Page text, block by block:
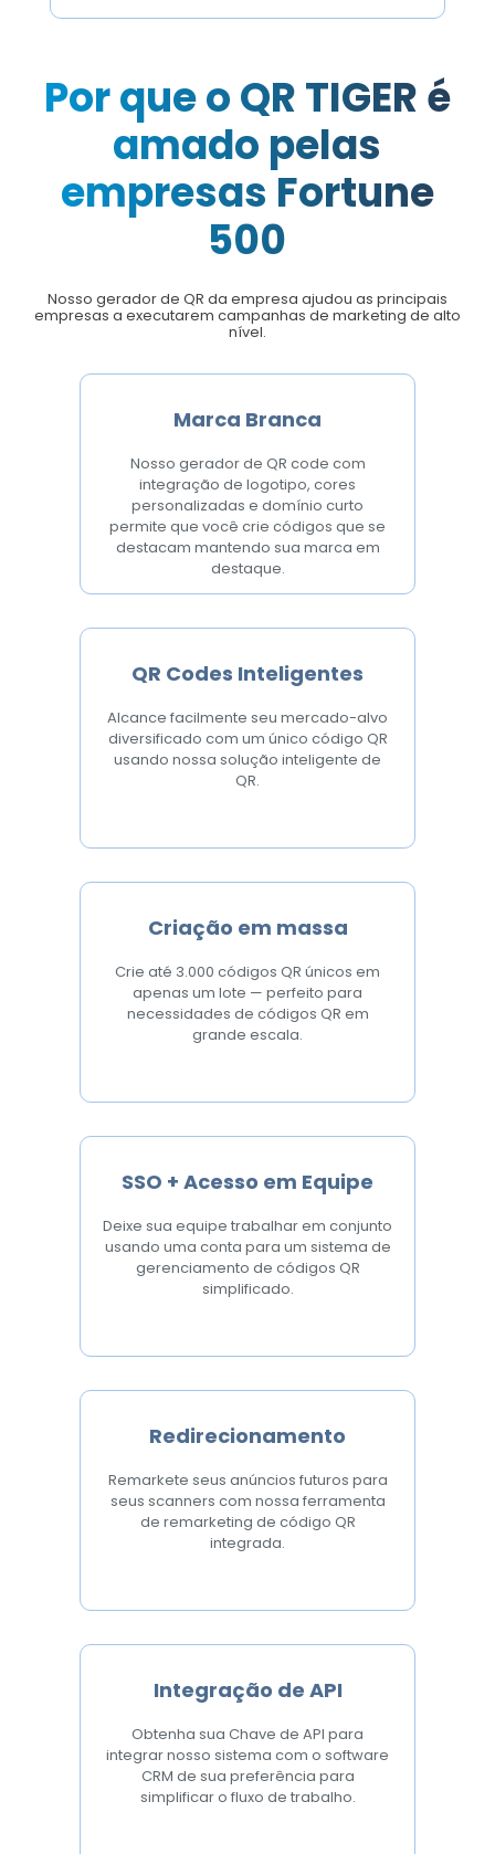
Por que o QR TIGER é
amado pelas
empresas Fortune
500
Nosso gerador de QR da empresa ajudou as principais
empresas a executarem campanhas de marketing de alto
nível.
Marca Branca
Nosso gerador de QR code com
integração de logotipo, cores
personalizadas e domínio curto
permite que você crie códigos que se
destacam mantendo sua marca em
destaque.
QR Codes Inteligentes
Alcance facilmente seu mercado-alvo
diversificado com um único código QR
usando nossa solução inteligente de
QR.
Criação em massa
Crie até 3.000 códigos QR únicos em
apenas um lote — perfeito para
necessidades de códigos QR em
grande escala.
SSO + Acesso em Equipe
Deixe sua equipe trabalhar em conjunto
usando uma conta para um sistema de
gerenciamento de códigos QR
simplificado.
Redirecionamento
Remarkete seus anúncios futuros para
seus scanners com nossa ferramenta
de remarketing de código QR
integrada.
Integração de API
Obtenha sua Chave de API para
integrar nosso sistema com o software
CRM de sua preferência para
simplificar o fluxo de trabalho.